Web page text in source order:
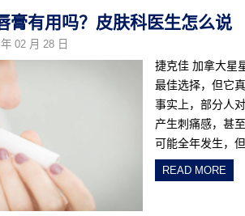
膏有用吗？皮肤科医生怎么说
02 月 28 日
捷克佳 加拿大星
最佳选择，但它
事实上，部分人
产生刺痛感，甚
可能全年发生，
READ MORE